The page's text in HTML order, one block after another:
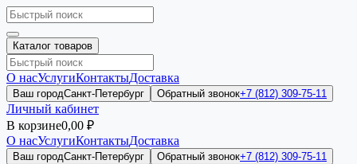
Каталог товаров
О насУслугиКонтактыДоставка
Ваш городСанкт-Петербург Обратный звонок+7 (812) 309-75-11
Личный кабинет
В корзине0,00 ₽
О насУслугиКонтактыДоставка
Ваш городСанкт-Петербург Обратный звонок+7 (812) 309-75-11